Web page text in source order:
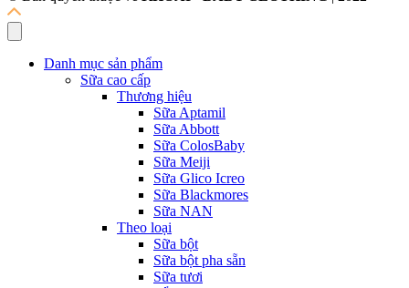
Danh mục sản phẩm
Sữa cao cấp
Thương hiệu
Sữa Aptamil
Sữa Abbott
Sữa ColosBaby
Sữa Meiji
Sữa Glico Icreo
Sữa Blackmores
Sữa NAN
Theo loại
Sữa bột
Sữa bột pha sẵn
Sữa tươi